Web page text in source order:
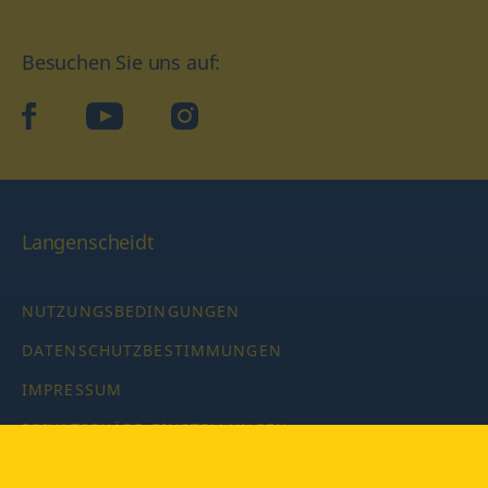
Besuchen Sie uns auf:
facebookYouTube Instagram
Langenscheidt
NUTZUNGSBEDINGUNGEN
DATENSCHUTZBESTIMMUNGEN
IMPRESSUM
PRIVATSPHÄRE-EINSTELLUNGEN